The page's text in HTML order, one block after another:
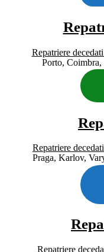
Repatriere
Porto,
Repatriere
Praga, Karlov,
Repatriere